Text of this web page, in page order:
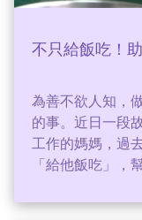
不只給飯吃！
為善不欲人知，
的事。近日一段
工作的媽媽，過
「給他飯吃」，
的時候，她總是